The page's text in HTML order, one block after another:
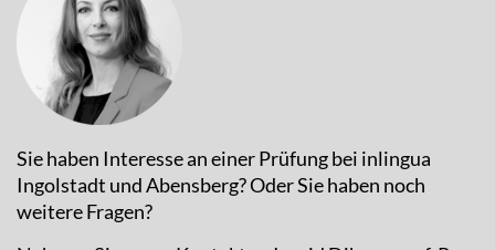
Sie haben Interesse an einer Prüfung bei inlingua
Ingolstadt und Abensberg? Oder Sie haben noch
weitere Fragen?